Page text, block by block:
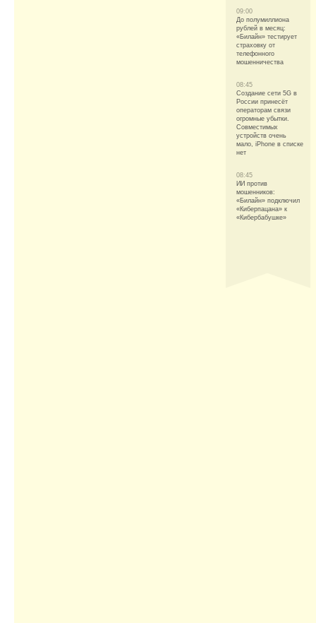
09:00
До полумиллиона
рублей в месяц:
«Билайн» тестирует
страховку от
телефонного
мошенничества
08:45
Создание сети 5G в
России принесёт
операторам связи
огромные убытки.
Совместимых
устройств очень
мало, iPhone в списке
нет
08:45
ИИ против
мошенников:
«Билайн» подключил
«Киберпацана» к
«Кибербабушке»